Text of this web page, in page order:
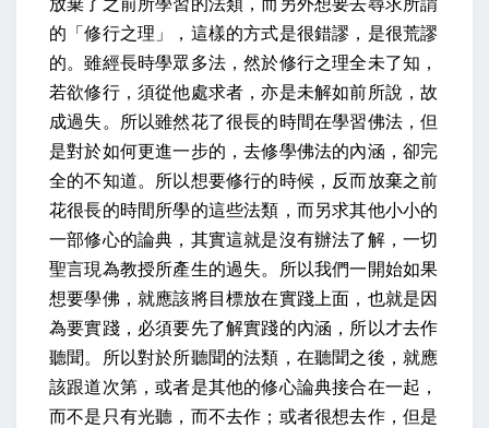
放棄了之前所學習的法類，而另外想要去尋求所謂
的「修行之理」，這樣的方式是很錯謬，是很荒謬
的。雖經長時學眾多法，然於修行之理全未了知，
若欲修行，須從他處求者，亦是未解如前所說，故
成過失。
所以雖然花了很長的時間在學習佛法，但
是對於如何更進一步的，去修學佛法的內涵，卻完
全的不知道。所以想要修行的時候，反而放棄之前
花很長的時間所學的這些法類，而另求其他小小的
一部修心的論典，其實這就是沒有辦法了解，一切
聖言現為教授所產生的過失。所以我們一開始如果
想要學佛，就應該將目標放在實踐上面，也就是因
為要實踐，必須要先了解實踐的內涵，所以才去作
聽聞。所以對於所聽聞的法類，在聽聞之後，就應
該跟道次第，或者是其他的修心論典接合在一起，
而不是只有光聽，而不去作；或者很想去作，但是